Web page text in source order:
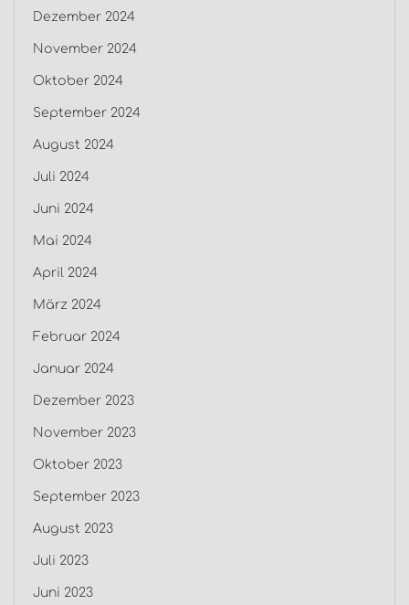
Dezember 2024
November 2024
Oktober 2024
September 2024
August 2024
Juli 2024
Juni 2024
Mai 2024
April 2024
März 2024
Februar 2024
Januar 2024
Dezember 2023
November 2023
Oktober 2023
September 2023
August 2023
Juli 2023
Juni 2023